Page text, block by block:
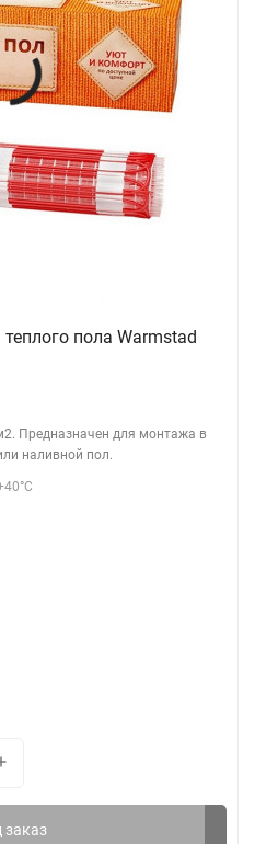
пола Warmstad
​Предназначен для монтажа в
наливной пол.
заказ